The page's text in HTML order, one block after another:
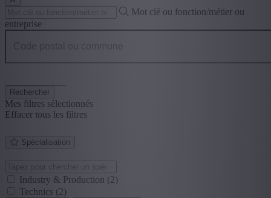
Mot clé ou fonction/métier ou
entreprise
Rechercher
Mes filtres sélectionnés
Effacer tous les filtres
Spécialisation
Industry & Production (2)
Technics (2)